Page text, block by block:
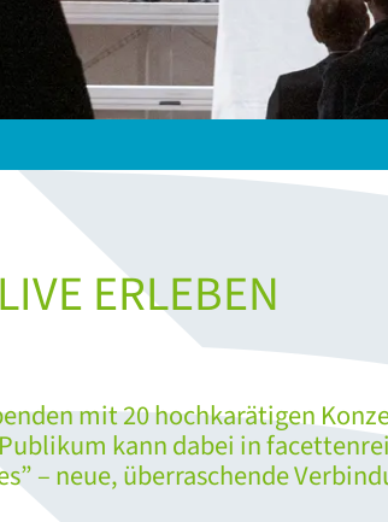
ERLEBEN
mit 20 hochkarätigen
kann dabei in
– neue, überraschende